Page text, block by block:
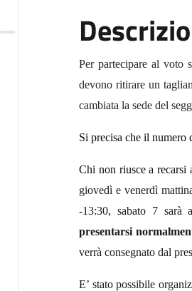
Per partecipare al voto
devono ritirare un
cambiata la sede del
Si precisa che il numero
Chi non riusce a
giovedì evenerdì
-13:30, sabato 7 sarà
presentarsi
verrà consegnato dal
E’ stato possibile